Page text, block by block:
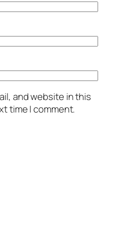
and website in this
time I comment.